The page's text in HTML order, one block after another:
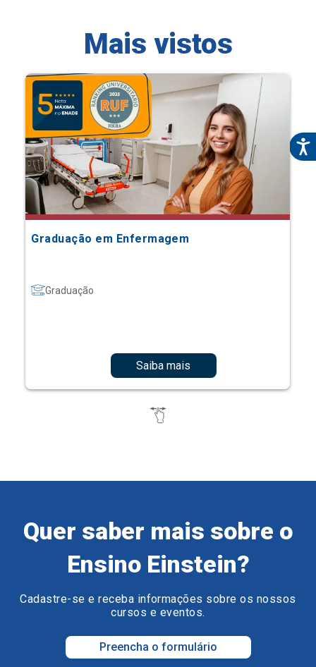
Mais vistos
Graduação em Enfermagem
Graduação
Saiba mais
Quer saber mais sobre o
Ensino Einstein?
Cadastre-se e receba informações sobre os nossos
cursos e eventos.
Preencha o formulário